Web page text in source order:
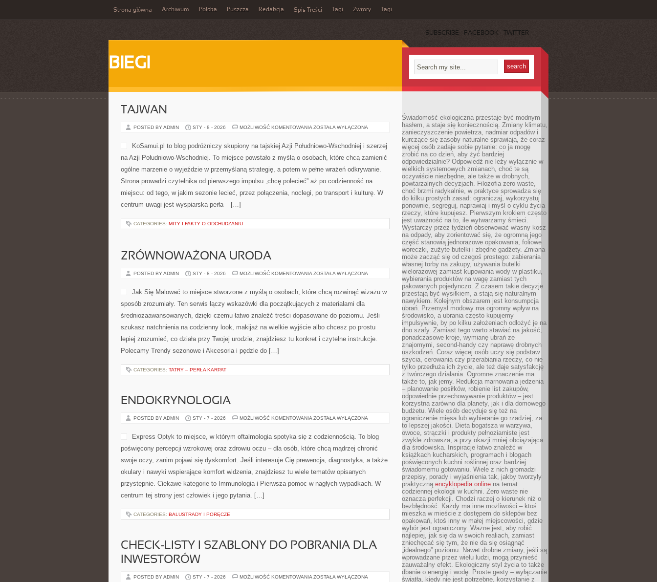
Strona główna Archiwum Polska Puszcza Redakcja Spis Treści Tagi Zwroty Tagi
SUBSCRIBE FACEBOOK TWITTER
BIEGI
TAJWAN
POSTED BY ADMIN STY - 8 - 2026 MOŻLIWOŚĆ KOMENTOWANIA TAJWAN
ZOSTAŁA WYŁĄCZONA
KoSamui.pl to blog podróżniczy skupiony na tajskiej Azji Południowo-Wschodniej i szerzej
na Azji Południowo-Wschodniej. To miejsce powstało z myślą o osobach, które chcą zamienić
ogólne marzenie o wyjeździe w przemyślaną strategię, a potem w pełne wrażeń odkrywanie.
Strona prowadzi czytelnika od pierwszego impulsu „chcę polecieć” aż po codzienność na
miejscu: od tego, w jakim sezonie lecieć, przez połączenia, noclegi, po transport i kulturę. W
centrum uwagi jest wyspiarska perła – […]
CATEGORIES: MITY I FAKTY O ODCHUDZANIU
ZRÓWNOWAŻONA URODA
POSTED BY ADMIN STY - 8 - 2026 MOŻLIWOŚĆ KOMENTOWANIA ZRÓWNOWAŻONA
ZOSTAŁA WYŁĄCZONA
Jak Się Malować to miejsce stworzone z myślą o osobach, które chcą rozwinąć wizażu w
sposób zrozumiały. Ten serwis łączy wskazówki dla początkujących z materiałami dla
średniozaawansowanych, dzięki czemu łatwo znaleźć treści dopasowane do poziomu. Jeśli
szukasz natchnienia na codzienny look, makijaż na wielkie wyjście albo chcesz po prostu
lepiej zrozumieć, co działa przy Twojej urodzie, znajdziesz tu konkret i czytelne instrukcje.
Polecamy Trendy sezonowe i Akcesoria i pędzle do […]
CATEGORIES: TATRY – PERŁA KARPAT
ENDOKRYNOLOGIA
POSTED BY ADMIN STY - 7 - 2026 MOŻLIWOŚĆ KOMENTOWANIA ENDOKRYNOLOGIA
ZOSTAŁA WYŁĄCZONA
Express Optyk to miejsce, w którym oftalmologia spotyka się z codziennością. To blog
poświęcony percepcji wzrokowej oraz zdrowiu oczu – dla osób, które chcą mądrzej chronić
swoje oczy, zanim pojawi się dyskomfort. Jeśli interesuje Cię prewencja, diagnostyka, a także
okulary i nawyki wspierające komfort widzenia, znajdziesz tu wiele tematów opisanych
przystępnie. Ciekawe kategorie to Immunologia i Pierwsza pomoc w nagłych wypadkach. W
centrum tej strony jest człowiek i jego pytania. […]
CATEGORIES: BALUSTRADY I PORĘCZE
CHECK-LISTY I SZABLONY DO POBRANIA DLA
INWESTORÓW
POSTED BY ADMIN STY - 7 - 2026 MOŻLIWOŚĆ KOMENTOWANIA CHECK-
ZOSTAŁA WYŁĄCZONA
Świadomość ekologiczna przestaje być modnym
hasłem, a staje się koniecznością. Zmiany klimatu,
zanieczyszczenie powietrza, nadmiar odpadów i
kurczące się zasoby naturalne sprawiają, że coraz
więcej osób zadaje sobie pytanie: co ja mogę
zrobić na co dzień, aby żyć bardziej
odpowiedzialnie? Odpowiedź nie leży wyłącznie w
wielkich systemowych zmianach, choć te są
oczywiście niezbędne, ale także w drobnych,
powtarzalnych decyzjach. Filozofia zero waste,
choć brzmi radykalnie, w praktyce sprowadza się
do kilku prostych zasad: ograniczaj, wykorzystuj
ponownie, segreguj, naprawiaj i myśl o cyklu życia
rzeczy, które kupujesz. Pierwszym krokiem często
jest uważność na to, ile wytwarzamy śmieci.
Wystarczy przez tydzień obserwować własny kosz
na odpady, aby zorientować się, że ogromną jego
część stanowią jednorazowe opakowania, foliowe
woreczki, zużyte butelki i zbędne gadżety. Zmiana
może zacząć się od czegoś prostego: zabierania
własnej torby na zakupy, używania butelki
wielorazowej zamiast kupowania wody w plastiku,
wybierania produktów na wagę zamiast tych
pakowanych pojedynczo. Z czasem takie decyzje
przestają być wysiłkiem, a stają się naturalnym
nawykiem. Kolejnym obszarem jest konsumpcja
ubrań. Przemysł modowy ma ogromny wpływ na
środowisko, a ubrania często kupujemy
impulsywnie, by po kilku założeniach odłożyć je na
dno szafy. Zamiast tego warto stawiać na jakość,
ponadczasowe kroje, wymianę ubrań ze
znajomymi, second-handy czy naprawę drobnych
uszkodzeń. Coraz więcej osób uczy się podstaw
szycia, cerowania czy przerabiania rzeczy, co nie
tylko przedłuża ich życie, ale też daje satysfakcję
z twórczego działania. Ogromne znaczenie ma
także to, jak jemy. Redukcja marnowania jedzenia
– planowanie posiłków, robienie list zakupów,
odpowiednie przechowywanie produktów – jest
korzystna zarówno dla planety, jak i dla domowego
budżetu. Wiele osób decyduje się też na
ograniczenie mięsa lub wybieranie go rzadziej, za
to lepszej jakości. Dieta bogatsza w warzywa,
owoce, strączki i produkty pełnoziarniste jest
zwykle zdrowsza, a przy okazji mniej obciążająca
dla środowiska. Inspiracje łatwo znaleźć w
książkach kucharskich, programach i blogach
poświęconych kuchni roślinnej oraz bardziej
świadomemu gotowaniu. Wiele z nich gromadzi
przepisy, porady i wyjaśnienia tak, jakby tworzyły
praktyczną encyklopedia online na temat
codziennej ekologii w kuchni. Zero waste nie
oznacza perfekcji. Chodzi raczej o kierunek niż o
bezbłędność. Każdy ma inne możliwości – ktoś
mieszka w mieście z dostępem do sklepów bez
opakowań, ktoś inny w małej miejscowości, gdzie
wybór jest ograniczony. Ważne jest, aby robić
najlepiej, jak się da w swoich realiach, zamiast
zniechęcać się tym, że nie da się osiągnąć
„idealnego” poziomu. Nawet drobne zmiany, jeśli są
wprowadzane przez wielu ludzi, mogą przynieść
zauważalny efekt. Ekologiczny styl życia to także
dbanie o energię i wodę. Proste gesty – wyłączanie
światła, kiedy nie jest potrzebne, korzystanie z